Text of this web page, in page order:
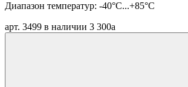
Диапазон температур: -40°C...+85°C
арт. 3499 в наличии 3 300a